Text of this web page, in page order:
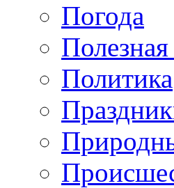
Погода
Политика